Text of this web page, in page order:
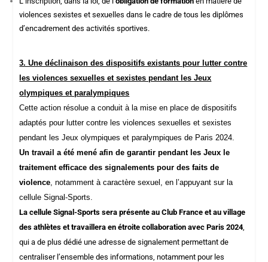
violences sexistes et sexuelles dans le cadre de tous les diplômes
d’encadrement des activités sportives.
3. Une déclinaison des dispositifs existants pour lutter contre
les violences sexuelles et sexistes pendant les Jeux
olympiques et paralympiques
Cette action résolue a conduit à la mise en place de dispositifs
adaptés pour lutter contre les violences sexuelles et sexistes
pendant les Jeux olympiques et paralympiques de Paris 2024.
Un travail a été mené afin de garantir pendant les Jeux le
traitement efficace des signalements pour des faits de
violence , notamment à caractère sexuel, en l’appuyant sur la
celluleSignal-Sports
La celluleSignal-Sports sera présente au Club France et au village
des athlètes et travaillera en étroite collaboration avec Paris 2024,
qui a de plus dédié une adresse de signalement permettant de
centraliser l’ensemble des informations, notamment pour les